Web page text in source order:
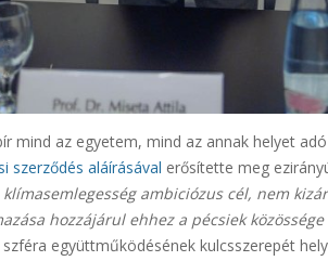
mind az egyetem, mind az annak helyet
szerződés aláírásával erősítette meg
klímasemlegesség ambiciózus cél, nem
hozzájárul ehhez a pécsiek
együttműködésének kulcsszerepét